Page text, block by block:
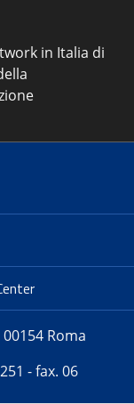
in Italia di
Roma
- fax. 06